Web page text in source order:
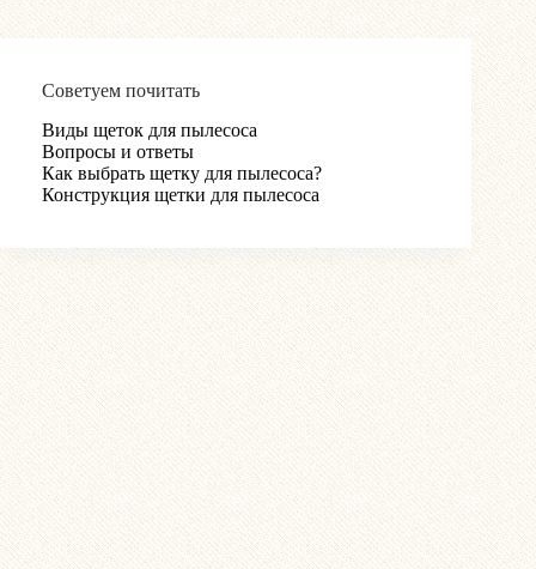
Советуем почитать
Виды щеток для пылесоса
Вопросы и ответы
Как выбрать щетку для пылесоса?
Конструкция щетки для пылесоса